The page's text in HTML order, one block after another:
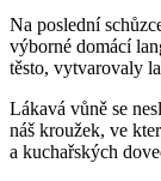
Na poslední
výborné domácí
těsto, vytvarovaly
Lákavá vůně se
náš kroužek, ve
a kuchařských